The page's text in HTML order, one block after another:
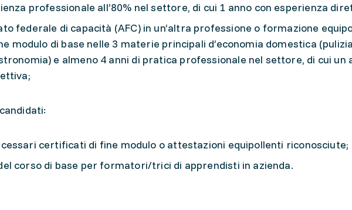
professionale all’80% nel settore, di cui 1 anno con esperienza
federale di capacità (AFC) in un’altra professione o formazione
modulo di base nelle 3 materie principali d’economia domestica
e almeno 4 anni di pratica professionale nel settore, di cui un
certificati di fine modulo o attestazioni equipollenti riconosciute;
corso di base per formatori/trici di apprendisti in azienda.